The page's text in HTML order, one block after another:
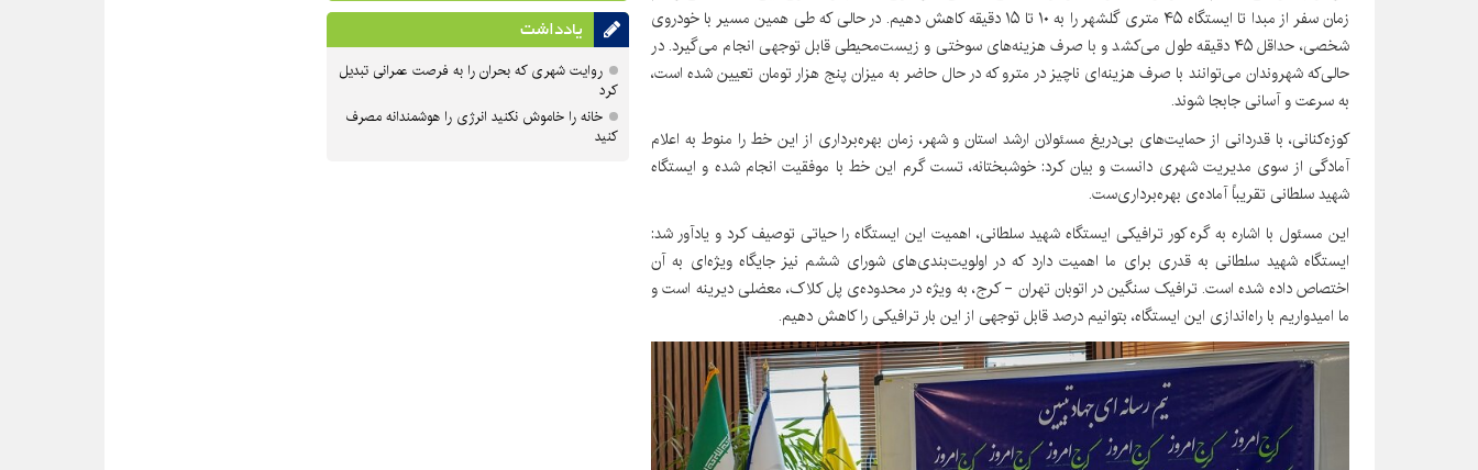
زمان سفر از مبدا تا ایستگاه ۴۵ متری گلشهر را به ۱۰ تا ۱۵ دقیقه کاهش دهیم. در حالی که طی همین مسیر با خودروی
شخصی، حداقل ۴۵ دقیقه طول می‌کشد و با صرف هزینه‌های سوختی و زیست‌محیطی قابل توجهی انجام می‌گیرد. در
حالی‌که شهروندان می‌توانند با صرف هزینه‌ای ناچیز در مترو که در حال حاضر به میزان پنج هزار تومان تعیین شده است،
به سرعت و آسانی جابجا شوند.
کوزه‌کنانی، با قدردانی از حمایت‌های بی‌دریغ مسئولان ارشد استان و شهر، زمان بهره‌برداری از این خط را منوط به اعلام
آمادگی از سوی مدیریت شهری دانست و بیان کرد: خوشبختانه، تست گرم این خط با موفقیت انجام شده و ایستگاه
شهید سلطانی تقریباً آماده‌ی بهره‌برداری‌ست.
این مسئول با اشاره به گره کور ترافیکی ایستگاه شهید سلطانی، اهمیت این ایستگاه را حیاتی توصیف کرد و یادآور شد:
ایستگاه شهید سلطانی به قدری برای ما اهمیت دارد که در اولویت‌بندی‌های شورای ششم نیز جایگاه ویژه‌ای به آن
اختصاص داده شده است. ترافیک سنگین در اتوبان تهران - کرج، به ویژه در محدوده‌ی پل کلاک، معضلی دیرینه است و
ما امیدواریم با راه‌اندازی این ایستگاه، بتوانیم درصد قابل توجهی از این بار ترافیکی را کاهش دهیم.
یادداشت
روایت شهری که بحران را به فرصت عمرانی تبدیل
کرد
خانه را خاموش نکنید انرژی را هوشمندانه مصرف
کنید